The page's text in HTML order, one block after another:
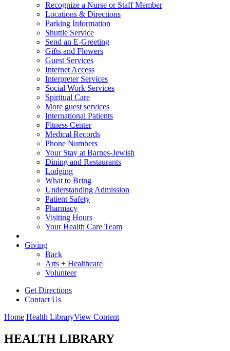
Recognize a Nurse or Staff Member
Locations & Directions
Parking Information
Shuttle Service
Send an E-Greeting
Gifts and Flowers
Guest Services
Internet Access
Interpreter Services
Social Work Services
Spiritual Care
More guest services
International Patients
Fitness Center
Medical Records
Phone Numbers
Your Stay at Barnes-Jewish
Dining and Restaurants
Lodging
What to Bring
Understanding Admission
Patient Safety
Pharmacy
Visiting Hours
Your Health Care Team
Giving
Back
Arts + Healthcare
Volunteer
Get Directions
Contact Us
Home Health LibraryView Content
HEALTH LIBRARY